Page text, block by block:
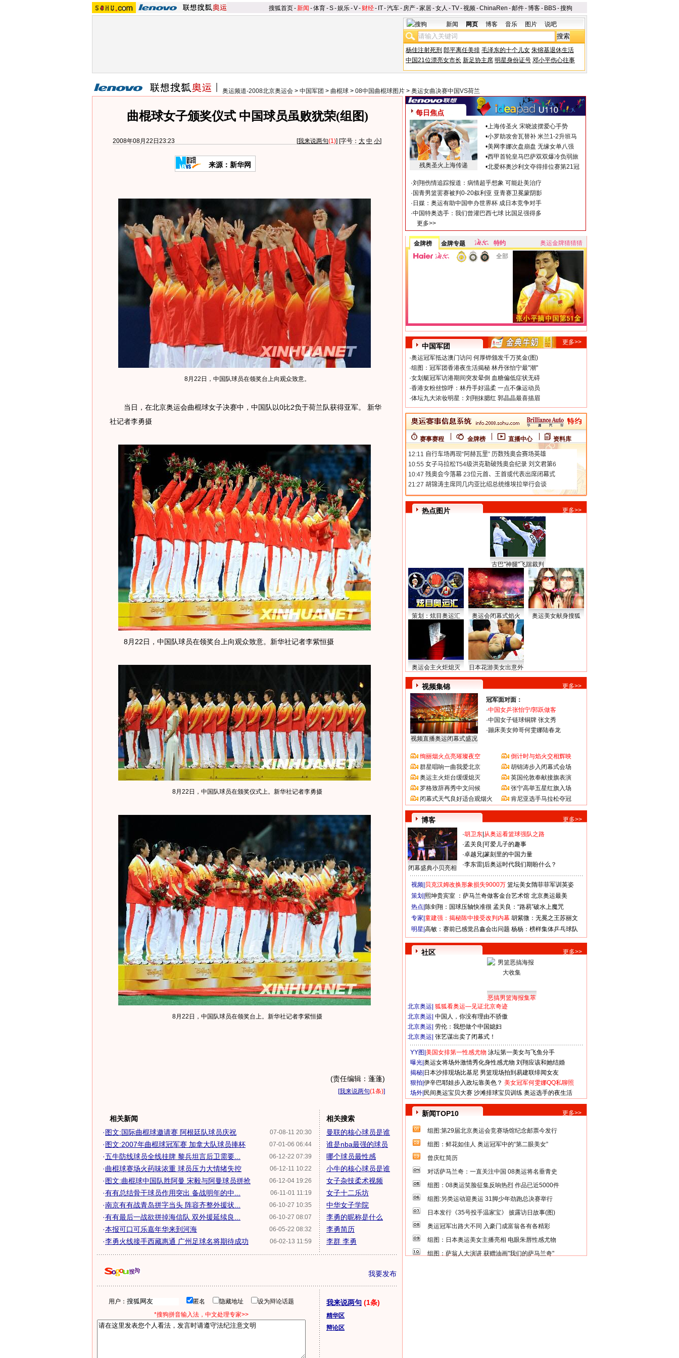
搜狐首页-新闻 -体育-S-娱乐-V- 财经- IT-汽车- 房产-家居-女人 -TV-视频-ChinaRen -邮件-博客- BBS-搜狗
新闻 网页 博客 音乐 图片 说吧
杨佳注射死刑 郎平离任美排 毛泽东的十个儿女 朱镕基退休生活
中国21位漂亮女市长 新足协主席 明星身份证号 邓小平伤心往事
奥运频道-2008北京奥运会 > 中国军团 > 曲棍球 > 08中国曲棍球图片 > 奥运女曲决赛中国VS荷兰
曲棍球女子颁奖仪式 中国球员虽败犹荣(组图)
2008年08月22日23:23 [我来说两句(1)] [字号： 大 中 小]
来源：新华网
8月22日，中国队球员在领奖台上向观众致意。
当日，在北京奥运会曲棍球女子决赛中，中国队以0比2负于荷兰队获得亚军。 新华
社记者李勇摄
8月22日，中国队球员在领奖台上向观众致意。新华社记者李紫恒摄
8月22日，中国队球员在颁奖仪式上。新华社记者李勇摄
8月22日，中国队球员在领奖台上。新华社记者李紫恒摄
(责任编辑：蓬蓬)
[我来说两句(1条)]
相关新闻
07-08-11 20:30
·图文:国际曲棍球邀请赛 阿根廷队球员庆祝
07-01-06 06:44
·图文:2007年曲棍球冠军赛 加拿大队球员捧杯
06-12-22 07:39
·五牛防线球员全线挂牌 黎兵坦言后卫需要...
06-12-11 10:22
·曲棍球赛场火药味浓重 球员压力大情绪失控
06-12-04 19:26
·图文:曲棍球中国队胜阿曼 宋毅与阿曼球员拼抢
06-11-01 11:19
·有有总结骨干球员作用突出 备战明年的中...
06-10-27 10:35
·南京有有战青岛拼字当头 阵容齐整外援状...
06-10-27 08:07
·有有最后一战欲拼掉海信队 双外援延续良...
06-05-22 08:32
·本报可口可乐嘉年华来到河海
06-02-13 11:59
·李勇火线接手西藏惠通 广州足球名将期待成功
相关搜索
曼联的核心球员是谁
谁是nba最强的球员
哪个球员最性感
小牛的核心球员是谁
女子杂技柔术视频
女子十二乐坊
中华女子学院
李勇的昵称是什么
李勇简历
李群 李勇
我要发布
用户： 匿名 隐藏地址
设为辩论话题
*搜狗拼音输入法，中文处理专家>>
我来说两句 (1条)
精华区
辩论区
每日焦点
残奥圣火上海传递
•上海传圣火 宋晓波摆爱心手势
•小罗助攻舍瓦替补 米兰1-2升班马
•美网李娜次盘崩盘 无缘女单八强
•西甲首轮皇马巴萨双双爆冷负弱旅
•北爱杯奥沙利文夺得排位赛第21冠
·刘翔伤情追踪报道：病情超乎想象 可能赴美治疗
· 国青男篮罢赛被判0-20叙利亚 亚青赛卫冕蒙阴影
· 日媒：奥运有助中国申办世界杯 成日本竞争对手
·中国特奥选手：我们曾灌巴西七球 比国足强得多
更多>>
金牌榜 金牌专题 特约
奥运金牌猜猜猜
全部
中国军团
更多>>
·奥运冠军抵达澳门访问 何厚铧颁发千万奖金(图)
·组图：冠军团香港夜生活揭秘 林丹张怡宁最"潮"
·女划艇冠军访港期间突发晕倒 血糖偏低症状无碍
·香港女粉丝惊呼：林丹手好温柔 一点不像运动员
·体坛九大浓妆明星：刘翔抹腮红 郭晶晶最喜描眉
赛事赛程 金牌榜 直播中心 资料库
热点图片 更多>>
古巴"神腿"飞踹裁判
策划：炫目奥运汇 奥运会闭幕式焰火 奥运美女献身搜狐
奥运会主火炬熄灭 日本花游美女出意外
视频集锦 更多>>
视频直播奥运闭幕式盛况
冠军面对面：
·中国女乒张怡宁/郭跃做客
·中国女子链球铜牌 张文秀
·蹦床美女帅哥何雯娜陆春龙
绚丽烟火点亮璀璨夜空
群星唱响一曲我爱北京
奥运主火炬台缓缓熄灭
罗格致辞再秀中文问候
闭幕式天气良好适合观烟火
倒计时与焰火交相辉映
胡锦涛步入闭幕式会场
英国伦敦奉献接旗表演
张宁高举五星红旗入场
肯尼亚选手马拉松夺冠
博客 更多>>
闭幕盛典小贝亮相
·胡卫东 从奥运看篮球强队之路
·孟关良 可爱儿子的趣事
·卓越兄 篆刻里的中国力量
·李东雷 后奥运时代我们期盼什么？
视频| 贝克汉姆改换形象损失9000万 篮坛美女隋菲菲军训英姿
策划| 熙坤贵宾室 ：萨马兰奇做客金台艺术馆 北京奥运最美
热点| 陈剑翔：国球压轴快准很 孟关良：“路易”破水上魔咒
专家| 童建强：揭秘陈中接受改判内幕 胡紫微：无冕之王苏丽文
明星| 高敏：赛前已感觉吕鑫会出问题 杨杨：榜样集体乒乓球队
社区 更多>>
恶搞男篮海报集萃
北京奥运 狐狐看奥运—见证北京奇迹
北京奥运 中国人，你没有理由不骄傲
北京奥运 劳伦：我想做个中国媳妇
北京奥运 张艺谋出卖了闭幕式！
YY图| 美国女排第一性感尤物 泳坛第一美女与飞鱼分手
曝光| 奥运女将场外激情秀化身性感尤物 刘翔应该和她结婚
揭秘| 日本沙排现场比基尼 男篮现场拍到易建联绯闻女友
狠拍| 伊辛巴耶娃步入政坛靠美色？ 美女冠军何雯娜QQ私聊照
场外| 民间奥运宝贝大赛 沙滩排球宝贝训练 奥运选手的夜生活
新闻TOP10 更多>>
组图:第29届北京奥运会竞赛场馆纪念邮票今发行
组图：鲜花如佳人 奥运冠军中的“第二眼美女”
曾庆红简历
对话萨马兰奇：一直关注中国 08奥运将名垂青史
组图：08奥运笑脸征集反响热烈 作品已近5000件
组图:另类运动迎奥运 31脚少年劲跑总决赛举行
日本发行《35号投手温家宝》 披露访日故事(图)
奥运冠军出路大不同 入豪门成富翁各有各精彩
组图：日本奥运美女主播亮相 电眼朱唇性感尤物
组图：萨翁人大演讲 获赠油画"我们的萨马兰奇"